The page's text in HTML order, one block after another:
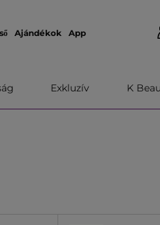
Ajándékok App
Exkluzív K